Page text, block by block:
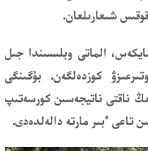
سايكەس، الماتى وبلىسىندا جىل
اعاش وتىرعىزۋ كوزدەلگەن. بۇگىنگى
ناقتى ناتيجەسىن كورسەتىپ
تاعى ءبىر مارتە دالەلدەدى.